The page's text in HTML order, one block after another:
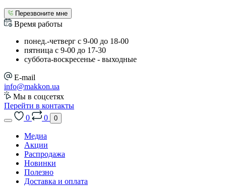
Перезвоните мне
Время работы
понед.-четверг с 9-00 до 18-00
пятница с 9-00 до 17-30
cуббота-воскресенье - выходные
E-mail
info@makkon.ua
Мы в соцсетях
Перейти в контакты
0
0 0
Медиа
Акции
Распродажа
Новинки
Полезно
Доставка и оплата